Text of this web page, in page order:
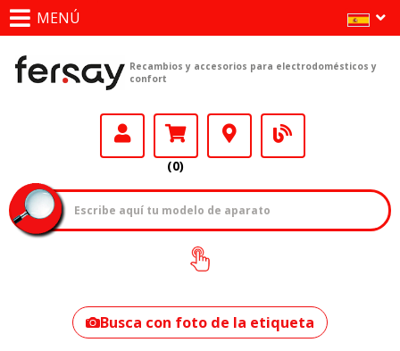
MENÚ
Recambios y accesorios para electrodomésticos y
confort
(0)
¿Cómo encontrar
tu modelo?
Busca con foto de la etiqueta